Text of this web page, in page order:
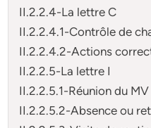
II.2.2.4-La lettre C
II.2.2.4.1-Contrôle de
II.2.2.4.2-Actions
II.2.2.5-La lettre I
II.2.2.5.1-Réunion du MV
II.2.2.5.2-Absence ou